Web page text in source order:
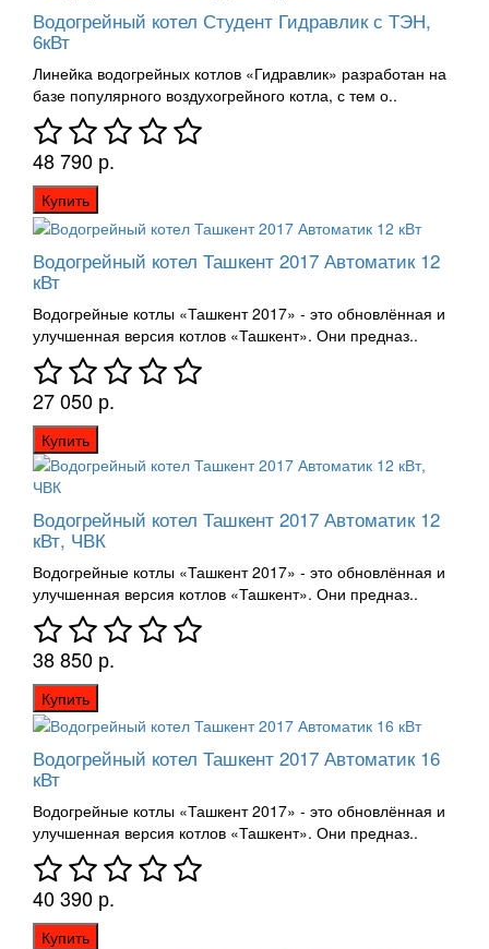
Водогрейный котел Студент Гидравлик с ТЭН,
6кВт
Линейка водогрейных котлов «Гидравлик» разработан на
базе популярного воздухогрейного котла, с тем о..
48 790 р.
Купить
Водогрейный котел Ташкент 2017 Автоматик 12
кВт
Водогрейные котлы «Ташкент 2017» - это обновлённая и
улучшенная версия котлов «Ташкент». Они предназ..
27 050 р.
Купить
Водогрейный котел Ташкент 2017 Автоматик 12
кВт, ЧВК
Водогрейные котлы «Ташкент 2017» - это обновлённая и
улучшенная версия котлов «Ташкент». Они предназ..
38 850 р.
Купить
Водогрейный котел Ташкент 2017 Автоматик 16
кВт
Водогрейные котлы «Ташкент 2017» - это обновлённая и
улучшенная версия котлов «Ташкент». Они предназ..
40 390 р.
Купить